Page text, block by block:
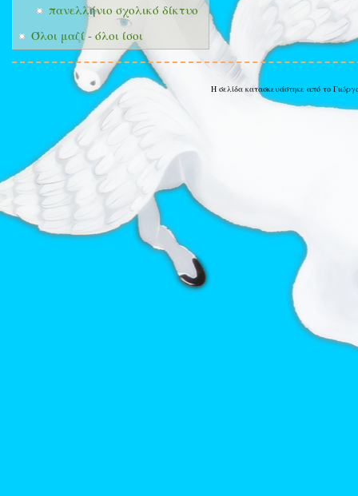
πανελλήνιο σχολικό δίκτυο
Όλοι μαζί - όλοι ίσοι
Η σελίδα κατασκευάστηκε από το